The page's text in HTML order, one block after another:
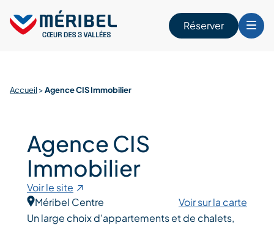
content
Réserver
Accueil >Agence CIS Immobilier
Agence CIS
Immobilier
Voir le site
Méribel Centre
Voir sur la carte
Un large choix d'appartements et de chalets,